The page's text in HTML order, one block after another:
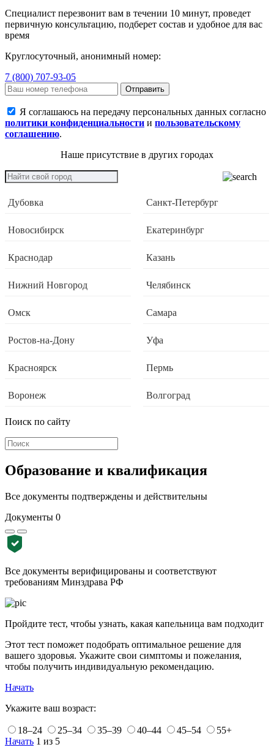
Специалист перезвонит вам в течении 10 минут, проведет
первичную консультацию, подберет состав и удобное для вас
время
Круглосуточный, анонимный номер:
7 (800) 707-93-05
Отправить
Я соглашаюсь на передачу персональных данных согласно
политики конфиденциальности и пользовательскому
соглашению.
Наше присутствие в других городах
Дубовка Санкт-Петербург
Новосибирск Екатеринбург
Краснодар Казань
Нижний Новгород Челябинск
Омск Самара
Ростов-на-Дону Уфа
Красноярск Пермь
Воронеж Волгоград
Поиск по сайту
Образование и квалификация
Все документы подтверждены и действительны
Документы 0
Все документы верифицированы и соответствуют
требованиям Минздрава РФ
Пройдите тест, чтобы узнать, какая капельница вам подходит
Этот тест поможет подобрать оптимальное решение для
вашего здоровья. Укажите свои симптомы и пожелания,
чтобы получить индивидуальную рекомендацию.
Начать
Укажите ваш возраст:
18–24 25–34 35–39 40–44 45–54
55+
Начать 1 из 5